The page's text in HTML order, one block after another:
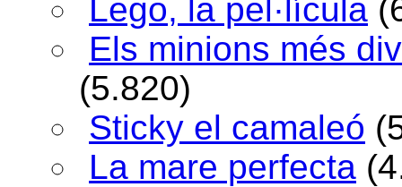
Lego, la pel·lícula
Els minions més
(5.820)
Sticky el camaleó
La mare perfecta